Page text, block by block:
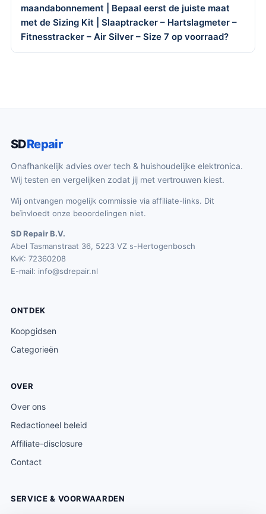
maandabonnement | Bepaal eerst de juiste maat
met de Sizing Kit | Slaaptracker – Hartslagmeter –
Fitnesstracker – Air Silver – Size 7 op voorraad?
SDRepair
Onafhankelijk advies over tech & huishoudelijke elektronica.
Wij testen en vergelijken zodat jij met vertrouwen kiest.
Wij ontvangen mogelijk commissie via affiliate-links. Dit
beïnvloedt onze beoordelingen niet.
SD Repair B.V.
Abel Tasmanstraat 36, 5223 VZ s-Hertogenbosch
KvK: 72360208
E-mail: info@sdrepair.nl
ONTDEK
Koopgidsen
Categorieën
OVER
Over ons
Redactioneel beleid
Affiliate-disclosure
Contact
SERVICE & VOORWAARDEN